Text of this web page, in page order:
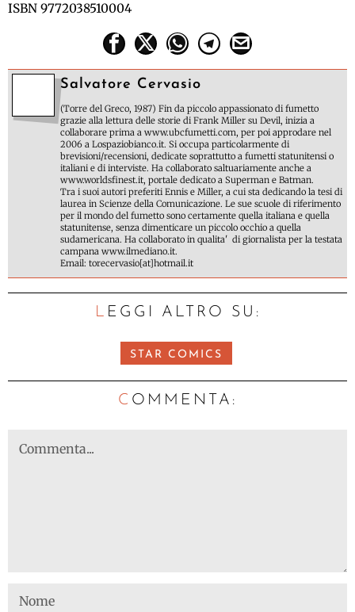
ISBN 9772038510004
Salvatore Cervasio
(Torre del Greco, 1987) Fin da piccolo appassionato di fumetto
grazie alla lettura delle storie di Frank Miller su Devil, inizia a
collaborare prima a www.ubcfumetti.com, per poi approdare nel
2006 a Lospaziobianco.it. Si occupa particolarmente di
brevisioni/recensioni, dedicate soprattutto a fumetti statunitensi o
italiani e di interviste. Ha collaborato saltuariamente anche a
www.worldsfinest.it, portale dedicato a Superman e Batman.
Tra i suoi autori preferiti Ennis e Miller, a cui sta dedicando la tesi di
laurea in Scienze della Comunicazione. Le sue scuole di riferimento
per il mondo del fumetto sono certamente quella italiana e quella
statunitense, senza dimenticare un piccolo occhio a quella
sudamericana. Ha collaborato in qualita' di giornalista per la testata
campana www.ilmediano.it.
Email: torecervasio[at]hotmail.it
LEGGI ALTRO SU:
STAR COMICS
C OMMENTA: